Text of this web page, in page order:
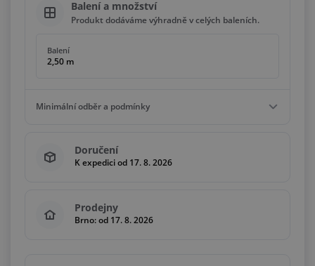
Balení a množství
Produkt dodáváme výhradně v celých baleních.
Balení
2,50 m
Minimální odběr a podmínky
2,50 m
Násobky 2,50 m
Doručení
K expedici od 17. 8. 2026
Prodejny
Brno: od 17. 8. 2026